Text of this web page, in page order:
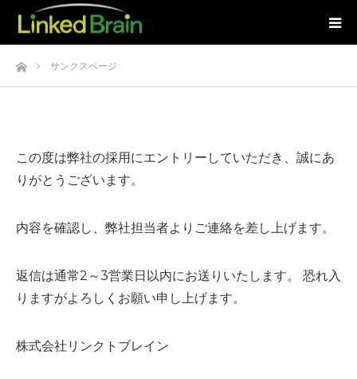
ホームサンクスページ
この度は弊社の採用にエントリーしていただき、誠にあ
りがとうございます。
内容を確認し、弊社担当者よりご連絡を差し上げます。
返信は通常2～3営業日以内にお送りいたします。 恐れ入
りますがよろしくお願い申し上げます。
株式会社リンクトブレイン